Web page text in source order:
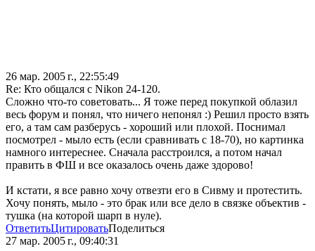
26 мар. 2005 г., 22:55:49
Re: Кто общался с Nikon 24-120.
Сложно что-то советовать... Я тоже перед покупкой облазил
весь форум и понял, что ничего непонял :) Решил просто взять
его, а там сам разберусь - хороший или плохой. Поснимал
посмотрел - мыло есть (если сравнивать с 18-70), но картинка
намного интереснее. Сначала расстроился, а потом начал
править в ФШ и все оказалось очень даже здорово!
И кстати, я все равно хочу отвезти его в Сивму и протестить.
Хочу понять, мыло - это брак или все дело в связке объектив -
тушка (на которой шарп в нуле).
ОтветитьЦитироватьПоделиться
27 мар. 2005 г., 09:40:31